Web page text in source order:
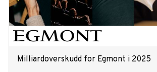
Milliardoverskudd for Egmont i 2025